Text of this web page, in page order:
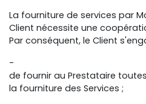
La fourniture de services par
Client nécessite une
Par conséquent, le Client
-
de fournir au Prestataire
la fourniture des Services ;